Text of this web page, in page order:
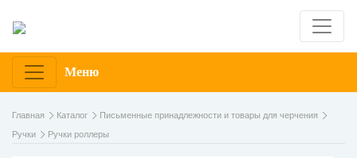
Меню
Главная Каталог
Письменные принадлежности и товары для черчения
Ручки
Ручки роллеры